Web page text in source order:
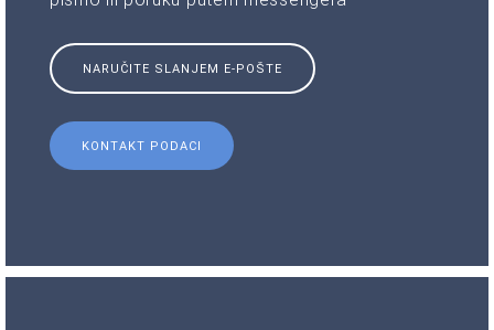
NARUČITE SLANJEM E-POŠTE
KONTAKT PODACI